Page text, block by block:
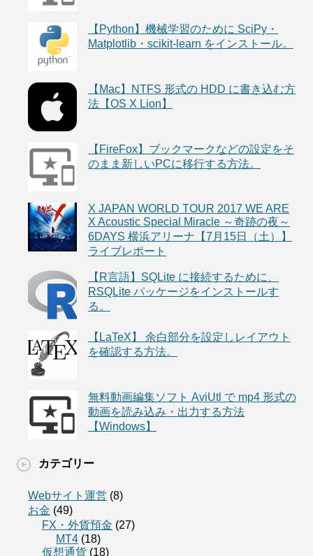
【Python】機械学習のために SciPy・
Matplotlib・scikit-learn をインストール。
【Mac】NTFS 形式の HDD に書き込む方
法【OS X Lion】
【FireFox】ブックマークなどの設定をそ
のまま新しいPCに移行する方法。
X JAPAN WORLD TOUR 2017 WE ARE
X Acoustic Special Miracle ～奇跡の夜～
6DAYS 横浜アリーナ【7月15日（土）】
ライブレポート
【R言語】SQLite に接続するために、
RSQLite パッケージをインストールす
る。
【LaTeX】 余白部分を設定しレイアウト
を確認する方法。
無料動画編集ソフト AviUtl で mp4 形式の
動画を読み込み・出力する方法
【Windows】
カテゴリー
Webサイト運営 (8)
お金 (49)
FX・外貨預金 (27)
MT4 (18)
仮想通貨 (18)